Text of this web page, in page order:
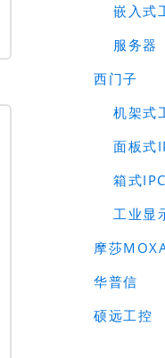
嵌入式
服务器
西门子
机架式
面板式
箱式IPC
工业显
摩莎
华普信
硕远工控